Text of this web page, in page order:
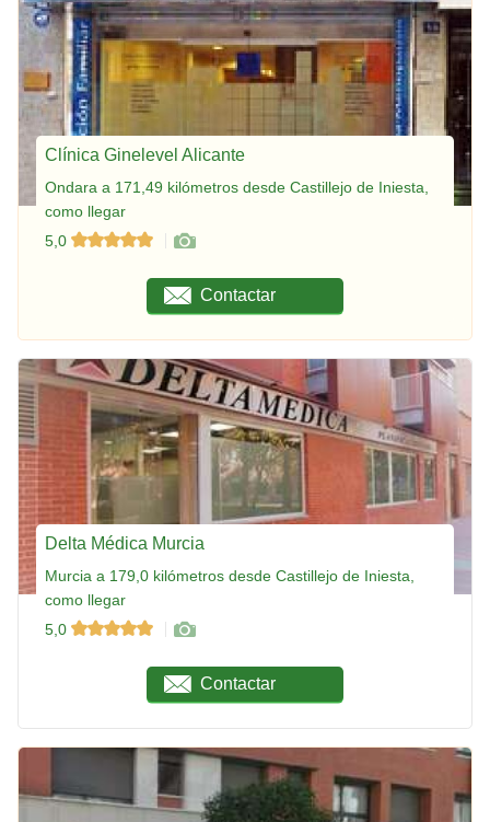
Clínica Ginelevel Alicante
Ondara a 171,49 kilómetros desde Castillejo de Iniesta,
como llegar
5,0
Contactar
Delta Médica Murcia
Murcia a 179,0 kilómetros desde Castillejo de Iniesta,
como llegar
5,0
Contactar